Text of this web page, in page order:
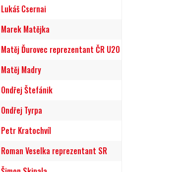
Lukáš Csernai
Marek Matějka
Matěj Ďurovec reprezentant ČR U20
Matěj Madry
Ondřej Štefánik
Ondřej Tyrpa
Petr Kratochvíl
Roman Veselka reprezentant SR